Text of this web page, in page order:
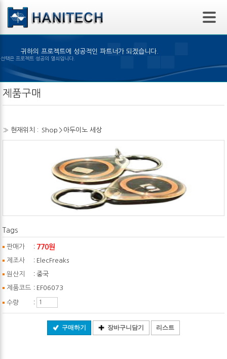
본문 바로가기
귀하의 프로젝트에 성공적인 파트너가 되겠습니다.
제품의 선택은 프로젝트 성공의 열쇠입니다.
제품구매
» 현재위치 : Shop > 아두이노 세상
Tags
판매가 : 770원
제조사 : ElecFreaks
원산지 : 중국
제품코드 : EF06073
수량 :
구매하기 장바구니담기 리스트